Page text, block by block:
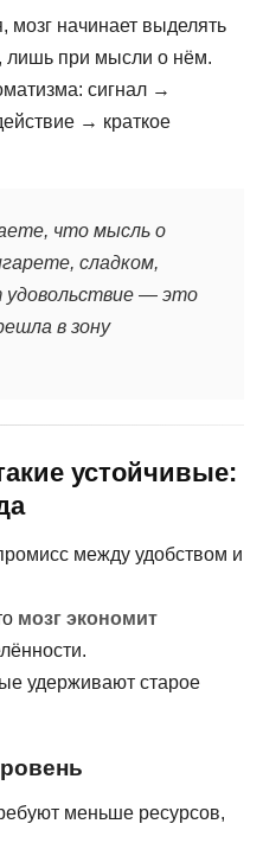
мозг начинает выделять
, лишь при мысли о нём.
сигнал →
→ краткое
что мысль о
сладком,
удовольствие — это
в зону
устойчивые:
между удобством и
мозг экономит
удерживают старое
меньше ресурсов,